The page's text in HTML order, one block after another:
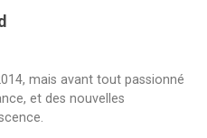
mais avant tout passionné
et des nouvelles